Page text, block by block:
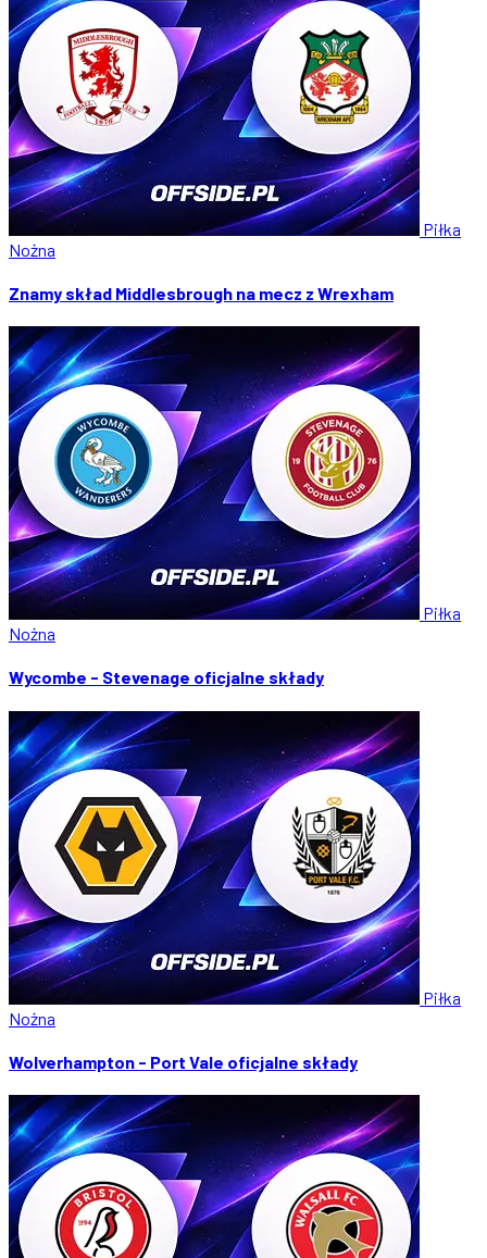
Piłka
Nożna
Znamy skład Middlesbrough na mecz z Wrexham
Piłka
Nożna
Wycombe - Stevenage oficjalne składy
Piłka
Nożna
Wolverhampton - Port Vale oficjalne składy